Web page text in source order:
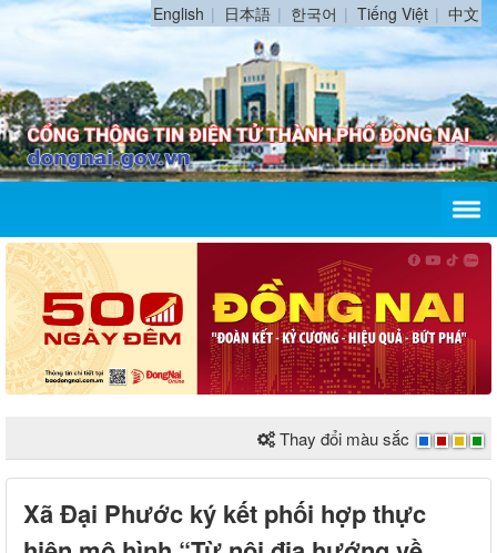
English 日本語 한국어 Tiếng Việt 中文
Thay đổi màu sắc
Xã Đại Phước ký kết phối hợp thực